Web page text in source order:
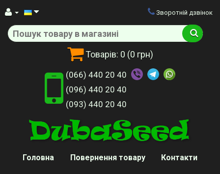
Товарів: 0 (0 грн)
Зворотній дзвінок
(066) 440 20 40
(096) 440 20 40
(093) 440 20 40
Головна Повернення товару Контакти